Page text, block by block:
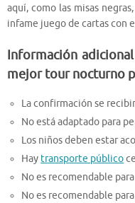
aquí, como las misas
infame juego de cartas con
Información
mejor tour nocturno
La confirmación se
No está adaptado para
Los niños deben estar
Hay transporte público
No es recomendable
No es recomendable